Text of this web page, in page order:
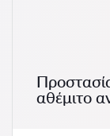
αθέμιτο